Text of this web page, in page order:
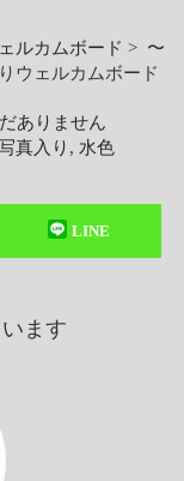
ルカムボード > 〜
ウェルカムボード
ありません
真入り , 水色
LINE
ます